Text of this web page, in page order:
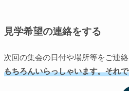
見学希望の連絡をする
次回の集会の日付や場所等をご連
もちろんいらっしゃいます。それ